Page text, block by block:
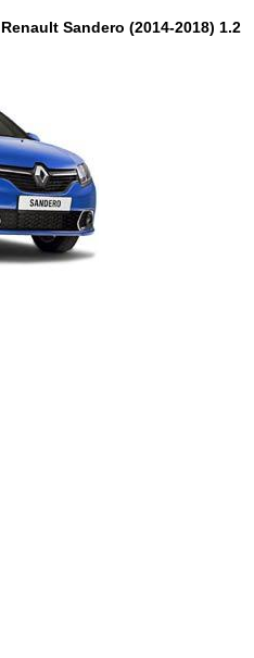
Sandero (2014-2018) 1.2